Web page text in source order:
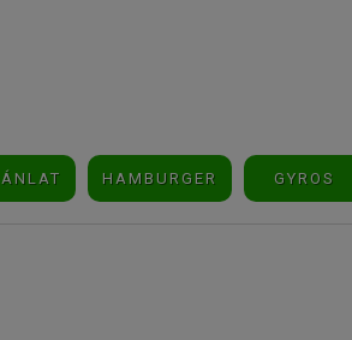
HAMBURGER GYROS